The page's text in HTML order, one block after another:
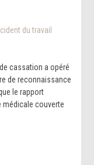
du travail
cassation a opéré
de reconnaissance
le rapport
médicale couverte